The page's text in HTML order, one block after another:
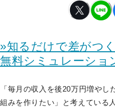
»知るだけで差がつ
無料シミュレーショ
「毎月の収入を後20万円増や
組みを作りたい」と考えている